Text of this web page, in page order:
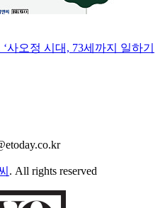
사오정 시대, 73세까지 일하기
. All rights reserved